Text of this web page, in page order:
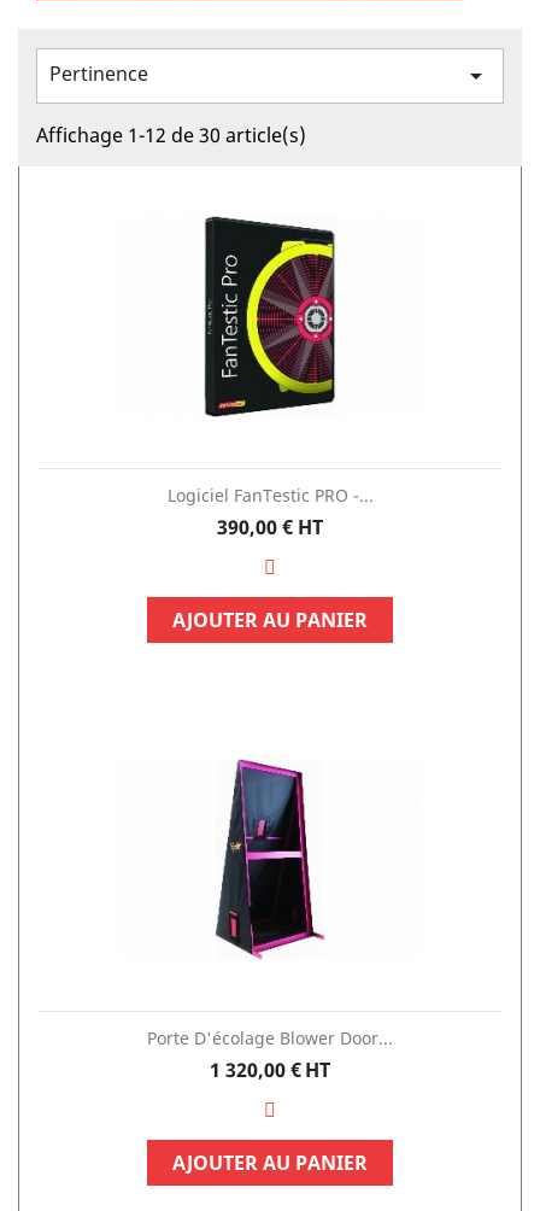
Pertinence 
Affichage 1-12 de 30 article(s)
Logiciel FanTestic PRO -...
Prix
390,00 € HT
AJOUTER AU PANIER
Porte D'écolage Blower Door...
Prix
1 320,00 €HT
AJOUTER AU PANIER